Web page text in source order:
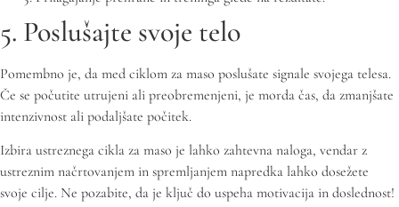
5. Poslušajte svoje telo
Pomembno je, da med ciklom za maso poslušate signale svojega telesa.
Če se počutite utrujeni ali preobremenjeni, je morda čas, da zmanjšate
intenzivnost ali podaljšate počitek.
Izbira ustreznega cikla za maso je lahko zahtevna naloga, vendar z
ustreznim načrtovanjem in spremljanjem napredka lahko dosežete
svoje cilje. Ne pozabite, da je ključ do uspeha motivacija in doslednost!